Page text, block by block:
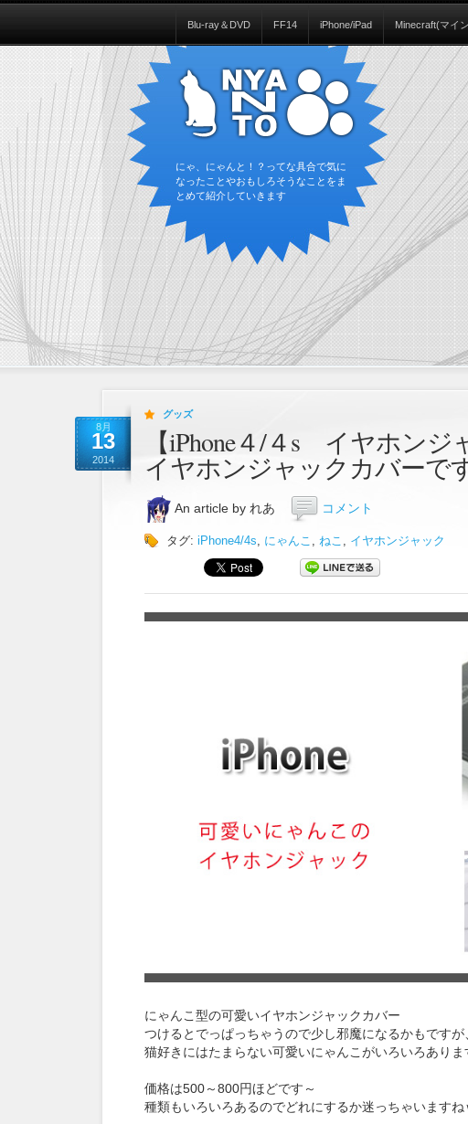
にゃ、にゃんと！？ってな具合で気に
なったことやおもしろそうなことをま
とめて紹介していきます
Blu-ray＆DVD FF14 iPhone/iPad Minecraft(マイ
8月
13
2014
グッズ
【iPhone４/４s イヤホン
イヤホンジャックカバーで
An article by れあ コメント
タグ: iPhone4/4s, にゃんこ , ねこ , イヤホンジャック
にゃんこ型の可愛いイヤホンジャックカバー
つけるとでっぱっちゃうので少し邪魔になるかもです
猫好きにはたまらない可愛いにゃんこがいろいろありま
価格は500～800円ほどです～
種類もいろいろあるのでどれにするか迷っちゃいますね